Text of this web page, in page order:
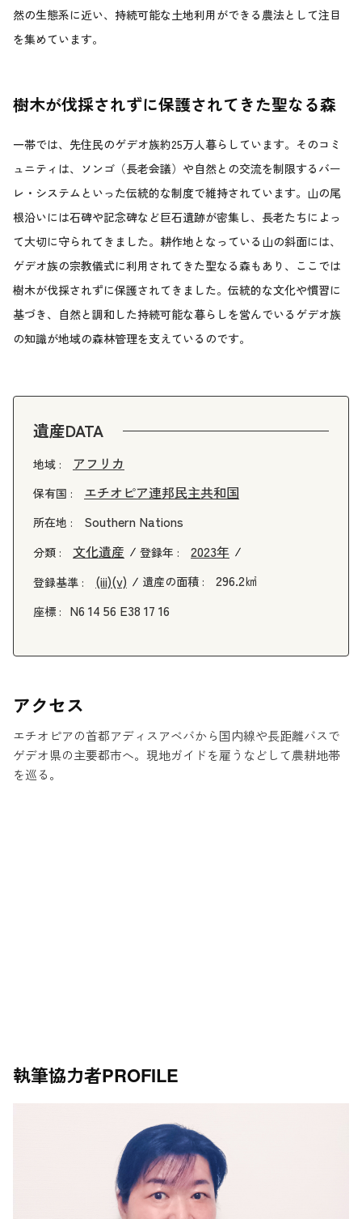
然の生態系に近い、持続可能な土地利用ができる農法として注目
を集めています。
樹木が伐採されずに保護されてきた聖なる森
一帯では、先住民のゲデオ族約25万人暮らしています。そのコミ
ュニティは、ソンゴ（長老会議）や自然との交流を制限するバー
レ・システムといった伝統的な制度で維持されています。山の尾
根沿いには石碑や記念碑など巨石遺跡が密集し、長老たちによっ
て大切に守られてきました。耕作地となっている山の斜面には、
ゲデオ族の宗教儀式に利用されてきた聖なる森もあり、ここでは
樹木が伐採されずに保護されてきました。伝統的な文化や慣習に
基づき、自然と調和した持続可能な暮らしを営んでいるゲデオ族
の知識が地域の森林管理を支えているのです。
遺産DATA
地域 : アフリカ
保有国 : エチオピア連邦民主共和国
所在地 : Southern Nations
分類 : 文化遺産 登録年 : 2023年
登録基準 : (iii)(v) 遺産の面積 : 296.2㎢
座標 : N6 14 56 E38 17 16
アクセス
エチオピアの首都アディスアベバから国内線や長距離バスで
ゲデオ県の主要都市へ。現地ガイドを雇うなどして農耕地帯
を巡る。
執筆協力者PROFILE